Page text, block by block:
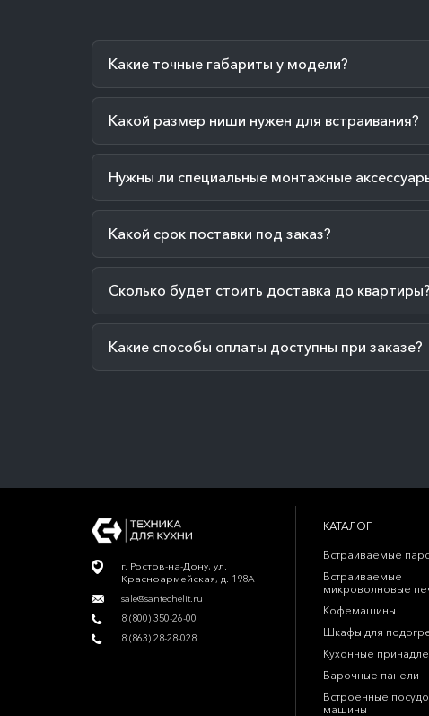
Какие точные габариты у модели?
Какой размер ниши нужен для встраивания?
Нужны ли специальные монтажные
Какой срок поставки под заказ?
Сколько будет стоить доставка до квартиры?
Какие способы оплаты доступны при заказе?
г. Ростов-на-Дону, ул.
Красноармейская, д. 198А
sale@santechelit.ru
8 (800) 350-26-00
8 (863) 28-28-028
КАТАЛОГ
Встраиваемые
Встраиваемые
микроволновые
Кофемашины
Шкафы для
Кухонные
Варочные панели
Встроенные
машины